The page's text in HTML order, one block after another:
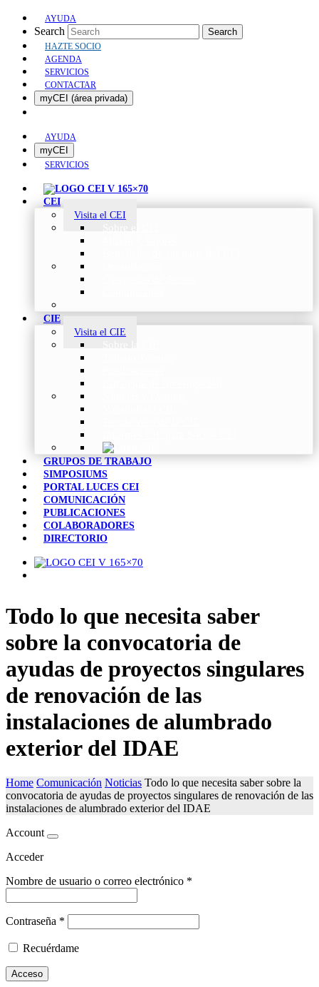
AYUDA
Search Search
HAZTE SOCIO
AGENDA
SERVICIOS
CONTACTAR
myCEI (área privada)
AYUDA
myCEI
SERVICIOS
CEI
Visita el CEI
CIE
Visita el CIE
GRUPOS DE TRABAJO
SIMPOSIUMS
PORTAL LUCES CEI
COMUNICACIÓN
PUBLICACIONES
COLABORADORES
DIRECTORIO
Todo lo que necesita saber
sobre la convocatoria de
ayudas de proyectos singulares
de renovación de las
instalaciones de alumbrado
exterior del IDAE
Home Comunicación Noticias Todo lo que necesita saber sobre la
convocatoria de ayudas de proyectos singulares de renovación de las
instalaciones de alumbrado exterior del IDAE
Account
Acceder
Nombre de usuario o correo electrónico *
Contraseña *
Recuérdame
Acceso